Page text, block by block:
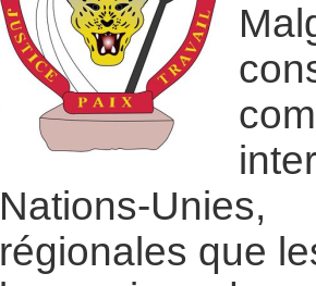
Nations-
régionales que